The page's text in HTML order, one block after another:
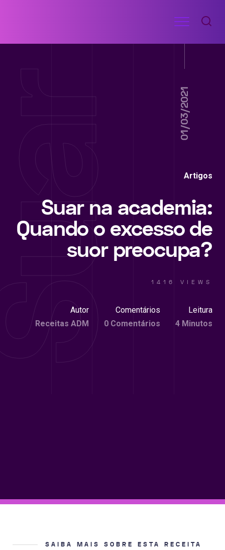
conteúdo
RECEITAS
ACADEMIA
Menu
01/03/2021
Artigos
Suar na academia:
Quando o excesso de
suor preocupa?
1416 VIEWS
Autor
Receitas ADM
Comentários
0 Comentários
Leitura
4 Minutos
SAIBA MAIS SOBRE ESTA RECEITA